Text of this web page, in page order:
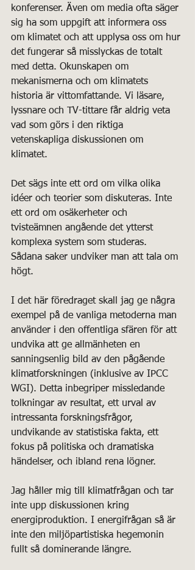
konferenser. Även om media ofta säger
sig ha som uppgift att informera oss
om klimatet och att upplysa oss om hur
det fungerar så misslyckas de totalt
med detta. Okunskapen om
mekanismerna och om klimatets
historia är vittomfattande. Vi läsare,
lyssnare och TV-tittare får aldrig veta
vad som görs i den riktiga
vetenskapliga diskussionen om
klimatet.
Det sägs inte ett ord om vilka olika
idéer och teorier som diskuteras. Inte
ett ord om osäkerheter och
tvisteämnen angående det ytterst
komplexa system som studeras.
Sådana saker undviker man att tala om
högt.
I det här föredraget skall jag ge några
exempel på de vanliga metoderna man
använder i den offentliga sfären för att
undvika att ge allmänheten en
sanningsenlig bild av den pågående
klimatforskningen (inklusive av IPCC
WGI). Detta inbegriper missledande
tolkningar av resultat, ett urval av
intressanta forskningsfrågor,
undvikande av statistiska fakta, ett
fokus på politiska och dramatiska
händelser, och ibland rena lögner.
Jag håller mig till klimatfrågan och tar
inte upp diskussionen kring
energiproduktion. I energifrågan så är
inte den miljöpartistiska hegemonin
fullt så dominerande längre.